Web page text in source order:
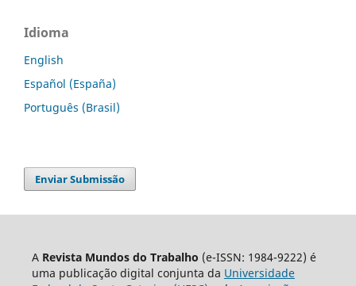
Idioma
English
Español (España)
Português (Brasil)
Enviar Submissão
A Revista Mundos do Trabalho (e-ISSN: 1984-9222) é
uma publicação digital conjunta da Universidade